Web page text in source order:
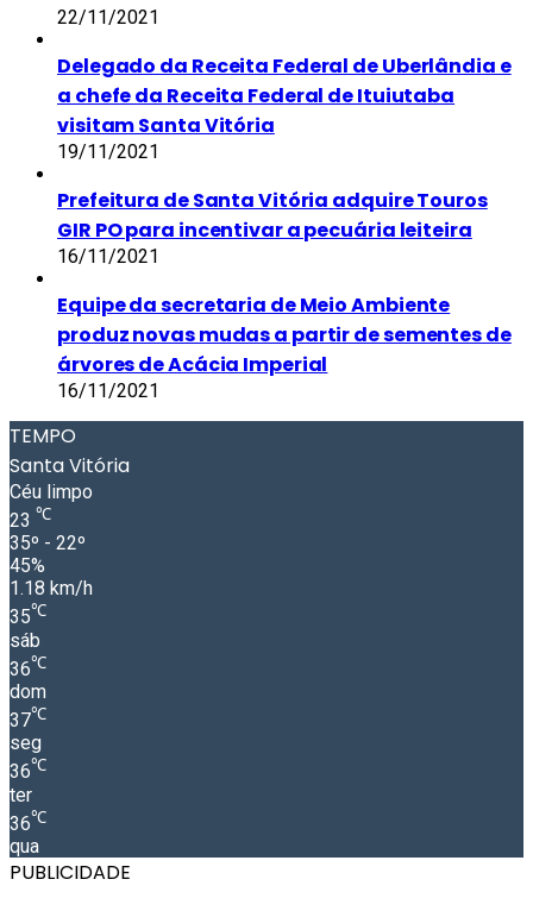
22/11/2021
Delegado da Receita Federal de Uberlândia e
a chefe da Receita Federal de Ituiutaba
visitam Santa Vitória
19/11/2021
Prefeitura de Santa Vitória adquire Touros
GIR PO para incentivar a pecuária leiteira
16/11/2021
Equipe da secretaria de Meio Ambiente
produz novas mudas a partir de sementes de
árvores de Acácia Imperial
16/11/2021
TEMPO
Santa Vitória
Céu limpo
23 ℃
35º - 22º
45%
1.18 km/h
35℃
sáb
36℃
dom
37℃
seg
36℃
ter
36℃
qua
PUBLICIDADE